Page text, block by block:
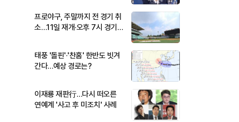
프로야구, 주말까지 전 경기 취
소…11일 재개·오후 7시 경기
태풍 '돌핀'·'찬홈' 한반도 빗겨
간다…예상 경로는?
이재룡 재판行…다시 떠오른
연예계 '사고 후 미조치' 사례